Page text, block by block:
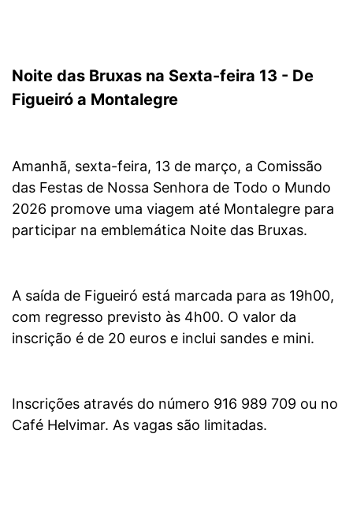
Noite das Bruxas na Sexta-feira 13 - De
Figueiró a Montalegre
Amanhã, sexta-feira, 13 de março, a Comissão
das Festas de Nossa Senhora de Todo o Mundo
2026 promove uma viagem até Montalegre para
participar na emblemática Noite das Bruxas.
A saída de Figueiró está marcada para as 19h00,
com regresso previsto às 4h00. O valor da
inscrição é de 20 euros e inclui sandes e mini.
Inscrições através do número 916 989 709 ou no
Café Helvimar. As vagas são limitadas.